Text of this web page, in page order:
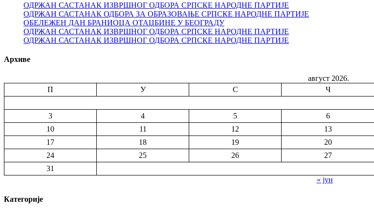
ОДРЖАН САСТАНАК ИЗВРШНОГ ОДБОРА СРПСКЕ НАРОДНЕ ПАРТИЈЕ
ОДРЖАН САСТАНАК ОДБОРА ЗА ОБРАЗОВАЊЕ СРПСКЕ НАРОДНЕ ПАРТИЈЕ
ОБЕЛЕЖЕН ДАН БРАНИОЦА ОТАЏБИНЕ У БЕОГРАДУ
ОДРЖАН САСТАНАК ИЗВРШНОГ ОДБОРА СРПСКЕ НАРОДНЕ ПАРТИЈЕ
ОДРЖАН САСТАНАК ИЗВРШНОГ ОДБОРА СРПСКЕ НАРОДНЕ ПАРТИЈЕ
Архиве
август 2026.
П
У С Ч
3
4 5 6
10
11 12 13
17
18 19 20
24
25 26 27
31
« јун
Категорије